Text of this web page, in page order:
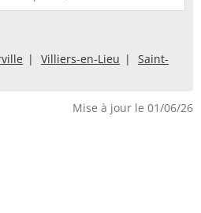
Villiers-en-Lieu
Saint-
Mise à jour le 01/06/26